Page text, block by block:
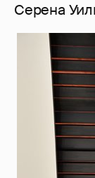
Серена